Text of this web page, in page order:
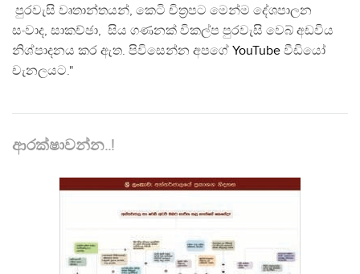
පුරවැසි වෘතාන්තයන්, කෙටි චිත්‍රපට මෙන්ම දේශපාලන
සංවාද, සාකච්ඡා, සිය ගණනක් විකල්ප පුරවැසි වෙබ් අඩවිය
නිශ්පාදනය කර ඇත. පිවිසෙන්න අපගේ YouTube වීඩියෝ
චැනලයට."
ආරක්ෂාවන්න..!